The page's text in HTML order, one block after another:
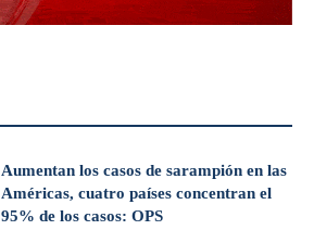
Aumentan los casos de sarampión en las
Américas, cuatro países concentran el
95% de los casos: OPS